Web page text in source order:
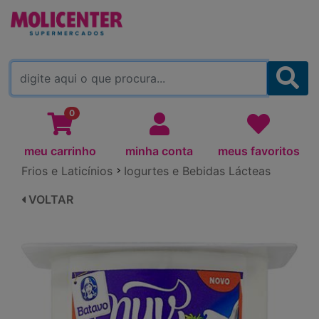
MOLICENTER ARAPONGAS
0
meu carrinho minha conta
meus favoritos
Frios e Laticínios
Iogurtes e Bebidas Lácteas
VOLTAR